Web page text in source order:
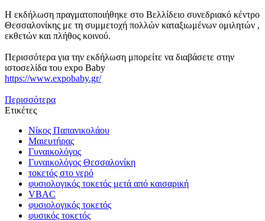
Η εκδήλωση πραγματοποιήθηκε στο Βελλίδειο συνεδριακό κέντρο
Θεσσαλονίκης με τη συμμετοχή πολλών καταξιωμένων ομιλητών ,
εκθετών και πλήθος κοινού.
Περισσότερα για την εκδήλωση μπορείτε να διαβάσετε στην
ιστοσελίδα του expo Baby
https://www.expobaby.gr/
Περισσότερα
Ετικέτες
Νίκος Παπανικολάου
Μαιευτήρας
Γυναικολόγος
Γυναικολόγος Θεσσαλονίκη
τοκετός στο νερό
φυσιολογικός τοκετός μετά από καισαρική
VBAC
φυσιολογικός τοκετός
φυσικός τοκετός